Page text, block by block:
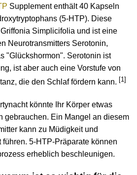
Supplement enthält 40 Kapseln
(5-HTP). Diese
Simplicifolia und ist eine
Neurotransmitters Serotonin,
"Glückshormon". Serotonin ist
ist aber auch eine Vorstufe von
die den Schlaf fördern kann. [1]
könnte Ihr Körper etwas
gebrauchen. Ein Mangel an diesem
kann zu Müdigkeit und
5-HTP-Präparate können
erheblich beschleunigen.